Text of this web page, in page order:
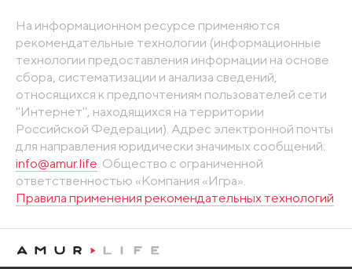
На информационном ресурсе применяются
рекомендательные технологии (информационные
технологии предоставления информации на основе
сбора, систематизации и анализа сведений,
относящихся к предпочтениям пользователей сети
"Интернет", находящихся на территории
Российской Федерации). Адрес электронной почты
для направления юридически значимых сообщений:
info@amur.life. Общество с ограниченной
ответственностью «Компания «Игра».
Правила применения рекомендательных технологий